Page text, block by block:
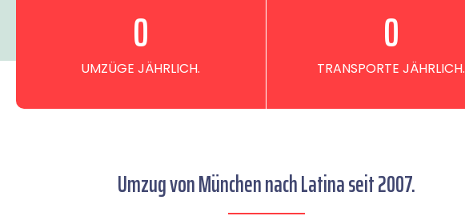
UMZÜGE JÄHRLICH.
0
TRANSPORTE JÄHRLICH.
0
Umzug von München nach Latina seit 2007.